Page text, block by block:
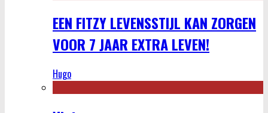
EEN FITZY LEVENSSTIJL KAN ZORGEN
VOOR 7 JAAR EXTRA LEVEN!
Hugo